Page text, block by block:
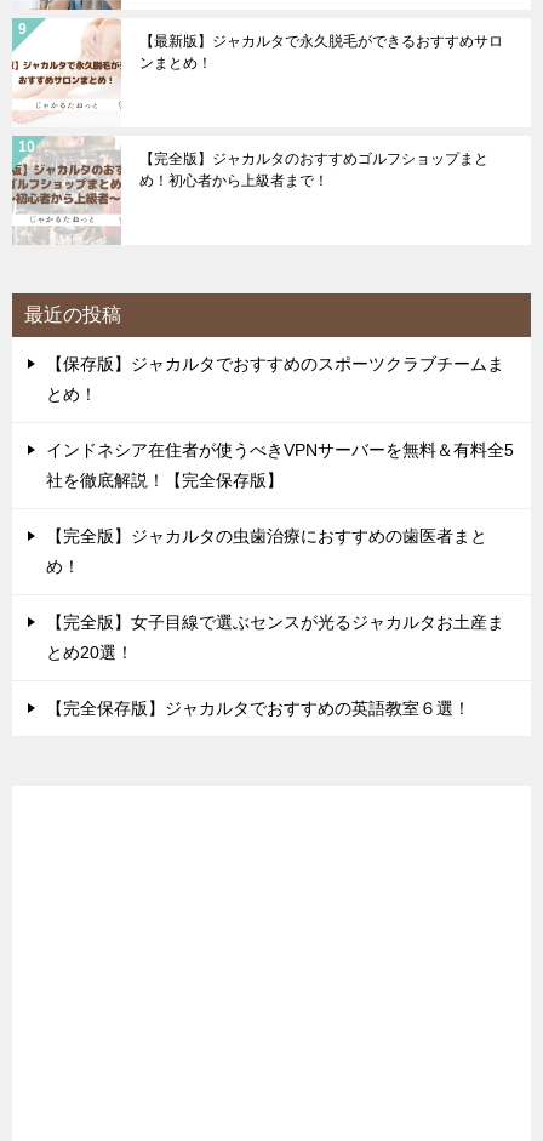
【最新版】ジャカルタで永久脱毛ができるおすすめサロ
ンまとめ！
【完全版】ジャカルタのおすすめゴルフショップまと
め！初心者から上級者まで！
最近の投稿
【保存版】ジャカルタでおすすめのスポーツクラブチームま
とめ！
インドネシア在住者が使うべきVPNサーバーを無料＆有料全5
社を徹底解説！【完全保存版】
【完全版】ジャカルタの虫歯治療におすすめの歯医者まと
め！
【完全版】女子目線で選ぶセンスが光るジャカルタお土産ま
とめ20選！
【完全保存版】ジャカルタでおすすめの英語教室６選！